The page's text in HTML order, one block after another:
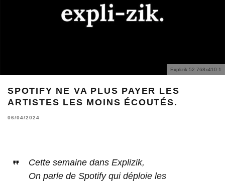
Explizik 52 768x410 1
SPOTIFY NE VA PLUS PAYER LES
ARTISTES LES MOINS ÉCOUTÉS.
06/04/2024
Cette semaine dans Explizik,
On parle de Spotify qui déploie les